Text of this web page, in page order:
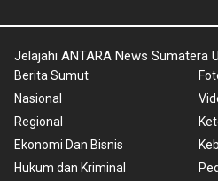
Jelajahi ANTARA News Sumatera
Berita Sumut
Nasional
Regional
Ekonomi Dan Bisnis
Hukum dan Kriminal